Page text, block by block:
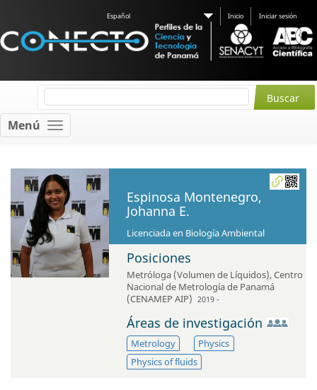
Español Inicio Iniciar sesión
Menú
Espinosa Montenegro,
Johanna E.
Licenciada en Biología Ambiental
Posiciones
Metróloga (Volumen de Líquidos),Centro
Nacional de Metrología de Panamá
(CENAMEP AIP) 2019 -
Áreas de investigación
Metrology
Physics
Physics of fluids